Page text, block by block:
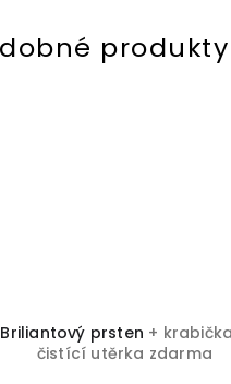
Briliantový prsten +
čistící utěrka zdarma